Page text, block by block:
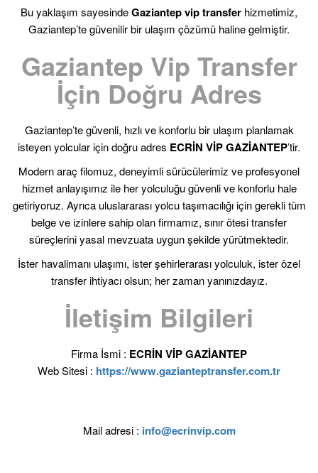
Bu yaklaşım sayesindeGaziantep vip transfer hizmetimiz,
Gaziantep’te güvenilir bir ulaşım çözümü haline gelmiştir.
Gaziantep Vip Transfer
İçin Doğru Adres
Gaziantep’te güvenli, hızlı ve konforlu bir ulaşım planlamak
isteyen yolcular için doğru adres ECRİN VİP GAZİANTEP’tir.
Modern araç filomuz, deneyimli sürücülerimiz ve profesyonel
hizmet anlayışımız ile her yolculuğu güvenli ve konforlu hale
getiriyoruz. Ayrıca uluslararası yolcu taşımacılığı için gerekli tüm
belge ve izinlere sahip olan firmamız, sınır ötesi transfer
süreçlerini yasal mevzuata uygun şekilde yürütmektedir.
İster havalimanı ulaşımı, ister şehirlerarası yolculuk, ister özel
transfer ihtiyacı olsun; her zaman yanınızdayız.
İletişim Bilgileri
Firma İsmi : ECRİN VİP GAZİANTEP
Web Sitesi : https://www.gazianteptransfer.com.tr
Mail adresi : info@ecrinvip.com